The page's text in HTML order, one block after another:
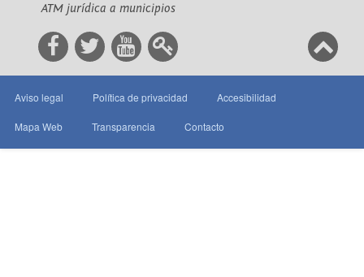
ATM jurídica a municipios
Aviso legal Política de privacidad Accesibilidad
Mapa Web Transparencia Contacto